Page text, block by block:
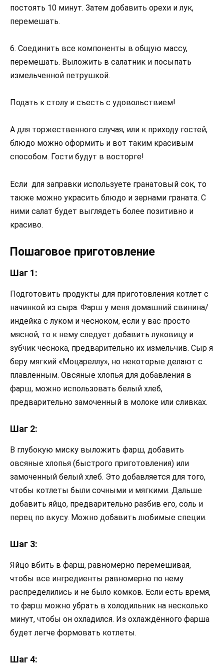
постоять 10 минут. Затем добавить орехи и лук,
перемешать.
6. Соединить все компоненты в общую массу,
перемешать. Выложить в салатник и посыпать
измельченной петрушкой.
Подать к столу и съесть с удовольствием!
А для торжественного случая, или к приходу гостей,
блюдо можно оформить и вот таким красивым
способом. Гости будут в восторге!
Если для заправки используете гранатовый сок, то
также можно украсить блюдо и зернами граната. С
ними салат будет выглядеть более позитивно и
красиво.
Пошаговое приготовление
Шаг 1:
Подготовить продукты для приготовления котлет с
начинкой из сыра. Фарш у меня домашний свинина/
индейка с луком и чесноком, если у вас просто
мясной, то к нему следует добавить луковицу и
зубчик чеснока, предварительно их измельчив. Сыр я
беру мягкий «Моцареллу», но некоторые делают с
плавленным. Овсяные хлопья для добавления в
фарш, можно использовать белый хлеб,
предварительно замоченный в молоке или сливках.
Шаг 2:
В глубокую миску выложить фарш, добавить
овсяные хлопья (быстрого приготовления) или
замоченный белый хлеб. Это добавляется для того,
чтобы котлеты были сочными и мягкими. Дальше
добавить яйцо, предварительно разбив его, соль и
перец по вкусу. Можно добавить любимые специи.
Шаг 3:
Яйцо вбить в фарш, равномерно перемешивая,
чтобы все ингредиенты равномерно по нему
распределились и не было комков. Если есть время,
то фарш можно убрать в холодильник на несколько
минут, чтобы он охладился. Из охлаждённого фарша
будет легче формовать котлеты.
Шаг 4: